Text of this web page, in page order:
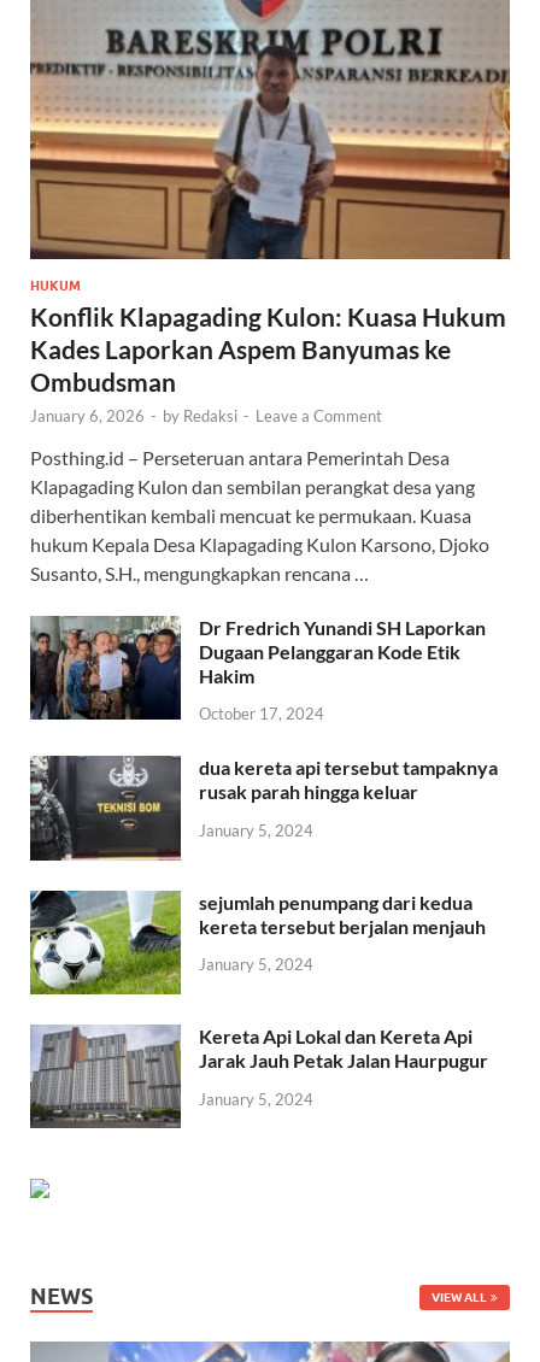
HUKUM
Konflik Klapagading Kulon: Kuasa Hukum
Kades Laporkan Aspem Banyumas ke
Ombudsman
January 6, 2026 - by Redaksi - Leave a Comment
Posthing.id – Perseteruan antara Pemerintah Desa
Klapagading Kulon dan sembilan perangkat desa yang
diberhentikan kembali mencuat ke permukaan. Kuasa
hukum Kepala Desa Klapagading Kulon Karsono, Djoko
Susanto, S.H., mengungkapkan rencana …
Dr Fredrich Yunandi SH Laporkan
Dugaan Pelanggaran Kode Etik
Hakim
October 17, 2024
dua kereta api tersebut tampaknya
rusak parah hingga keluar
January 5, 2024
sejumlah penumpang dari kedua
kereta tersebut berjalan menjauh
January 5, 2024
Kereta Api Lokal dan Kereta Api
Jarak Jauh Petak Jalan Haurpugur
January 5, 2024
NEWS VIEW ALL